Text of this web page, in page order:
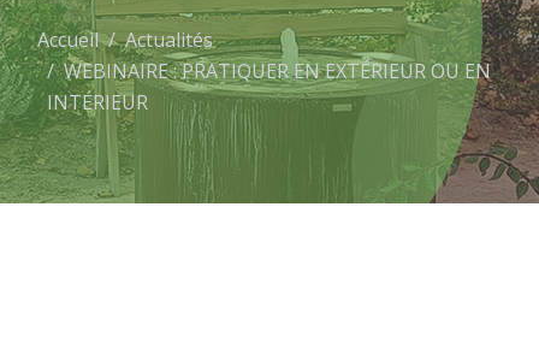
Accueil
Actualités
WEBINAIRE : PRATIQUER EN EXTÉRIEUR OU EN
INTÉRIEUR